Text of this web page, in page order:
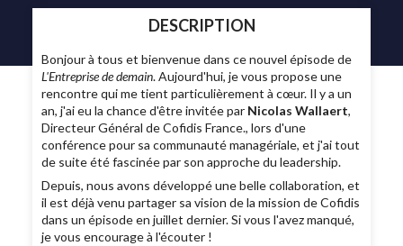
DESCRIPTION
Bonjour à tous et bienvenue dans ce nouvel épisode de
L'Entreprise de demain. Aujourd'hui, je vous propose une
rencontre qui me tient particulièrement à cœur. Il y a un
an, j'ai eu la chance d'être invitée par Nicolas Wallaert,
Directeur Général de Cofidis France., lors d'une
conférence pour sa communauté managériale, et j'ai tout
de suite été fascinée par son approche du leadership.
Depuis, nous avons développé une belle collaboration, et
il est déjà venu partager sa vision de la mission de Cofidis
dans un épisode en juillet dernier. Si vous l'avez manqué,
je vous encourage à l'écouter !